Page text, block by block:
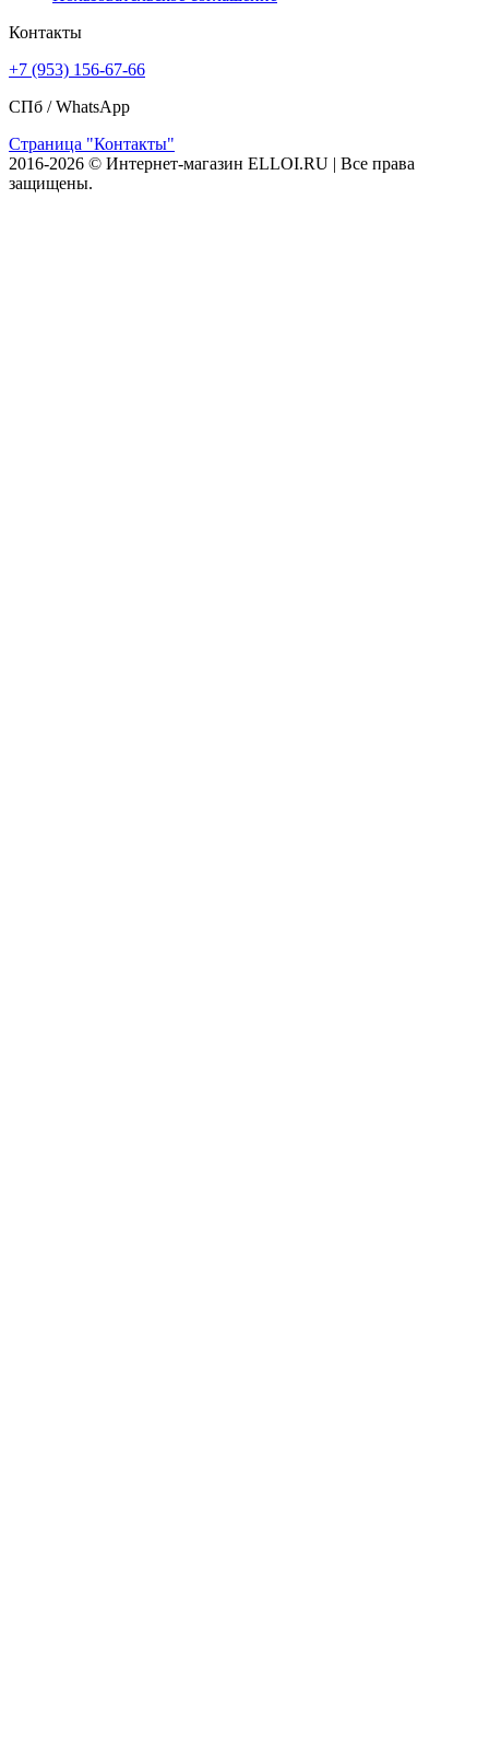
Контакты
+7 (953) 156-67-66
СПб /WhatsApp
Страница "Контакты"
2016-2026 © Интернет-магазин ELLOI.RU | Все права
защищены.